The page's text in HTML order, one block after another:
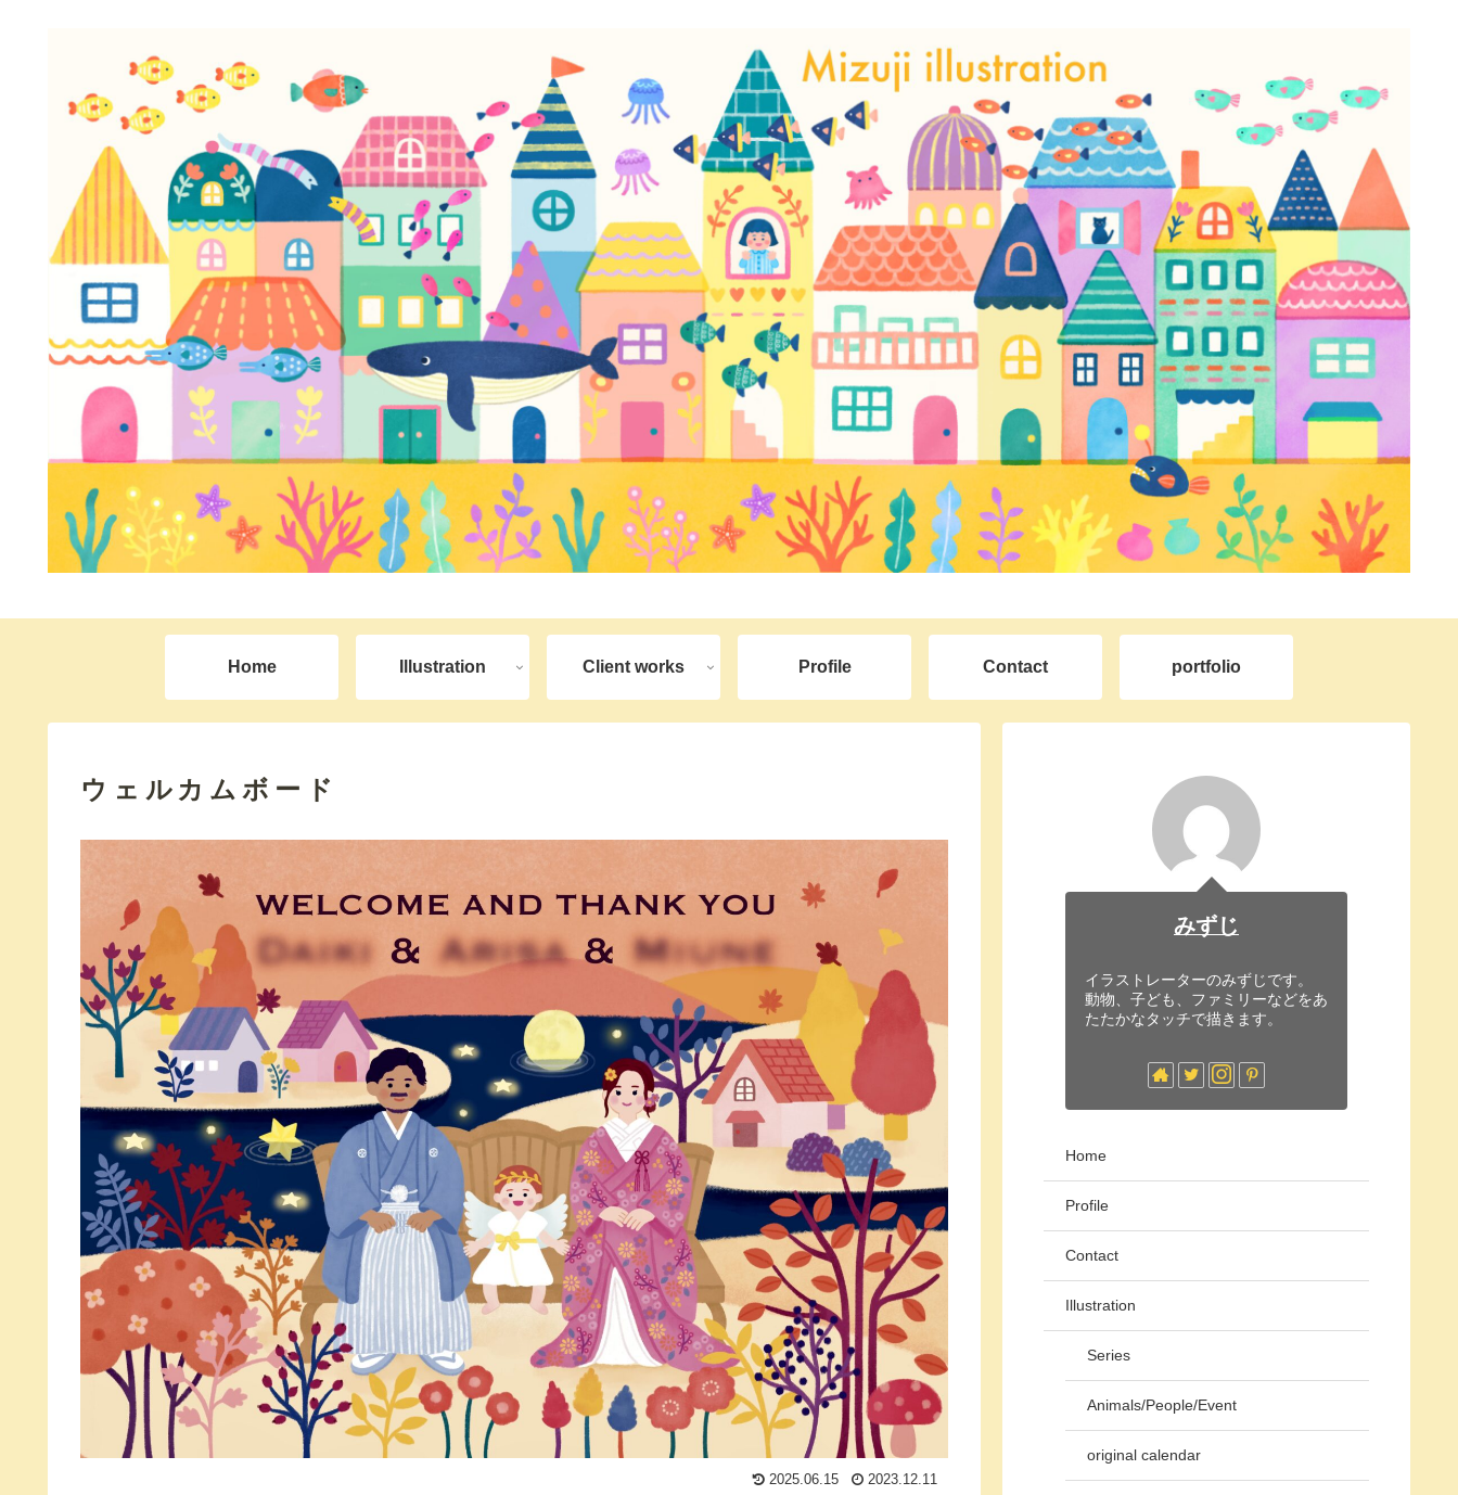
Home Illustration Client works Profile Contact portfolio
ウェルカムボード
2025.06.15 2023.12.11
みずじ
イラストレーターのみずじです。
動物、子ども、ファミリーなどをあ
たたかなタッチで描きます。
Home
Profile
Contact
Illustration
Series
Animals/People/Event
original calendar